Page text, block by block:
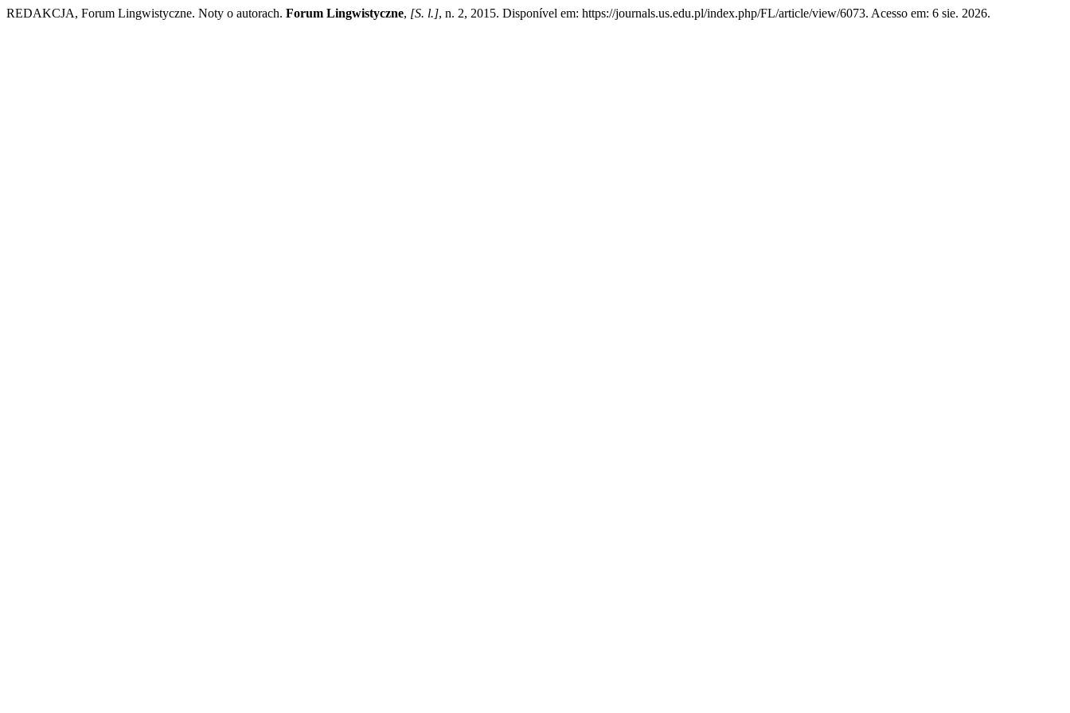
REDAKCJA, Forum Lingwistyczne. Noty o autorach. Forum Lingwistyczne, [S. l.], n. 2, 2015. Disponível em: https://journals.us.edu.pl/index.php/FL/article/view/6073. Acesso em: 6 sie. 2026.